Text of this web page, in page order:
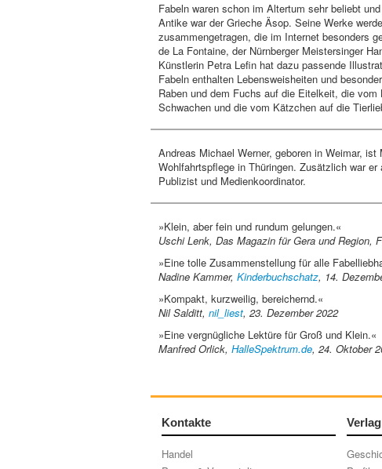
Fabeln waren schon im Altertum sehr beliebt
Antike war der Grieche Äsop. Seine Werke
zusammengetragen, die im Internet besonders
de La Fontaine, der Nürnberger Meistersinger
Künstlerin Petra Lefin hat dazu passende
Fabeln enthalten Lebensweisheiten und
Raben und dem Fuchs auf die Eitelkeit, die
Schwachen und die vom Kätzchen auf die
Andreas Michael Werner, geboren in Weimar,
Wohlfahrtspflege in Thüringen. Zusätzlich war
Publizist und Medienkoordinator.
»Klein, aber fein und rundum gelungen.«
Uschi Lenk, Das Magazin für Gera und Region,
»Eine tolle Zusammenstellung für alle
Nadine Kammer, Kinderbuchschatz, 14.
»Kompakt, kurzweilig, bereichernd.«
Nil Salditt, nil_liest, 23. Dezember 2022
»Eine vergnügliche Lektüre für Groß und Klein.«
Manfred Orlick, HalleSpektrum.de, 24. Oktober
Kontakte
Handel
Verlag